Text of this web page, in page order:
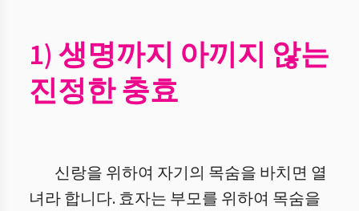
1) 생명까지 아끼지 않는
진정한 충효
신랑을 위하여 자기의 목숨을 바치면 열
녀라 합니다. 효자는 부모를 위하여 목숨을